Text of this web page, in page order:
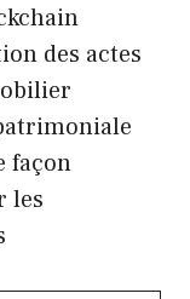
des actes
façon
les